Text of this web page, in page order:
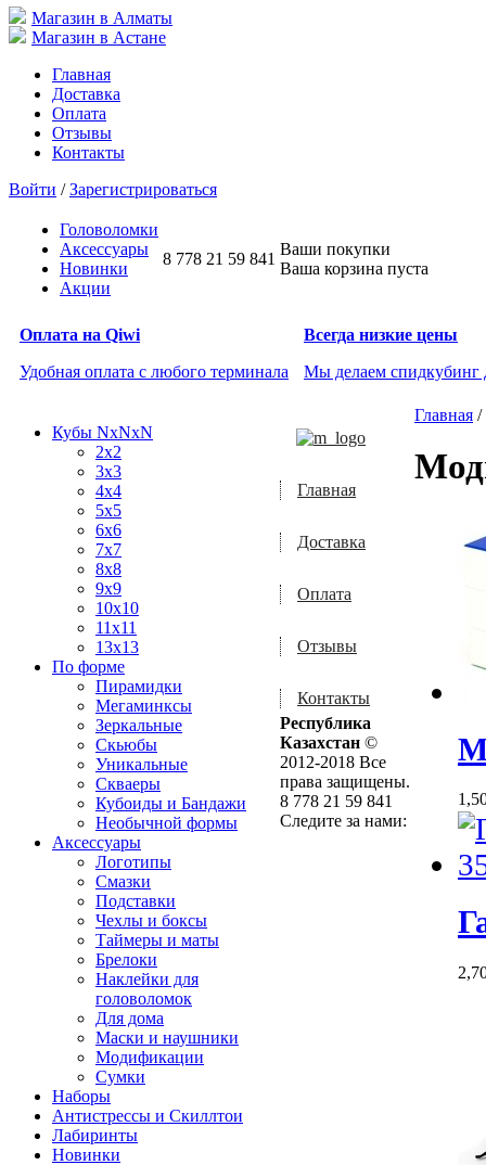
Магазин в Алматы
Магазин в Астане
Главная
Доставка
Оплата
Отзывы
Контакты
Войти /Зарегистрироваться
Головоломки
Аксессуары
Новинки
Акции
8 778 21 59 841
Ваши покупки
Ваша корзина пуста
Оплата на Qiwi
Удобная оплата с любого терминала
Всегда низкие цены
Мы делаем спидкубинг
Кубы NxNxN
2x2
3x3
4x4
5x5
6x6
7x7
8x8
9x9
10x10
11x11
13x13
По форме
Пирамидки
Мегаминксы
Зеркальные
Скьюбы
Уникальные
Скваеры
Кубоиды и Бандажи
Необычной формы
Аксессуары
Логотипы
Смазки
Подставки
Чехлы и боксы
Таймеры и маты
Брелоки
Наклейки для
головоломок
Для дома
Маски и наушники
Модификации
Сумки
Наборы
Антистрессы и Скиллтои
Лабиринты
Новинки
Главная /
Главная
Доставка
Оплата
Отзывы
Контакты
Республика
Казахстан ©
2012-2018 Все
права защищены.
8 778 21 59 841
Следите за нами: